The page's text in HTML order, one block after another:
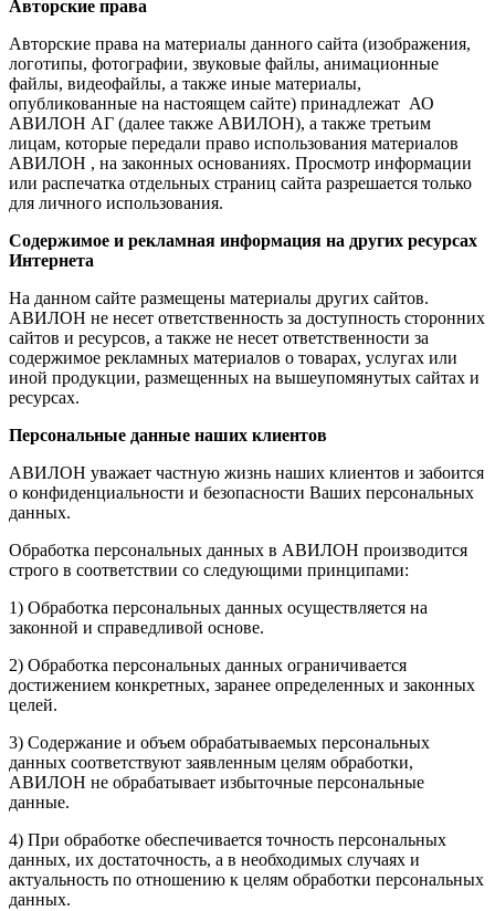
Авторские права
Авторские права на материалы данного сайта (изображения,
логотипы, фотографии, звуковые файлы, анимационные
файлы, видеофайлы, а также иные материалы,
опубликованные на настоящем сайте) принадлежат АО
АВИЛОН АГ (далее также АВИЛОН), а также третьим
лицам, которые передали право использования материалов
АВИЛОН , на законных основаниях. Просмотр информации
или распечатка отдельных страниц сайта разрешается только
для личного использования.
Содержимое и рекламная информация на других ресурсах
Интернета
На данном сайте размещены материалы других сайтов.
АВИЛОН не несет ответственность за доступность сторонних
сайтов и ресурсов, а также не несет ответственности за
содержимое рекламных материалов о товарах, услугах или
иной продукции, размещенных на вышеупомянутых сайтах и
ресурсах.
Персональные данные наших клиентов
АВИЛОН уважает частную жизнь наших клиентов и забоится
о конфиденциальности и безопасности Ваших персональных
данных.
Обработка персональных данных в АВИЛОН производится
строго в соответствии со следующими принципами:
1) Обработка персональных данных осуществляется на
законной и справедливой основе.
2) Обработка персональных данных ограничивается
достижением конкретных, заранее определенных и законных
целей.
3) Содержание и объем обрабатываемых персональных
данных соответствуют заявленным целям обработки,
АВИЛОН не обрабатывает избыточные персональные
данные.
4) При обработке обеспечивается точность персональных
данных, их достаточность, а в необходимых случаях и
актуальность по отношению к целям обработки персональных
данных.